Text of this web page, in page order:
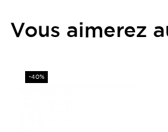
Vous aimerez
-40%